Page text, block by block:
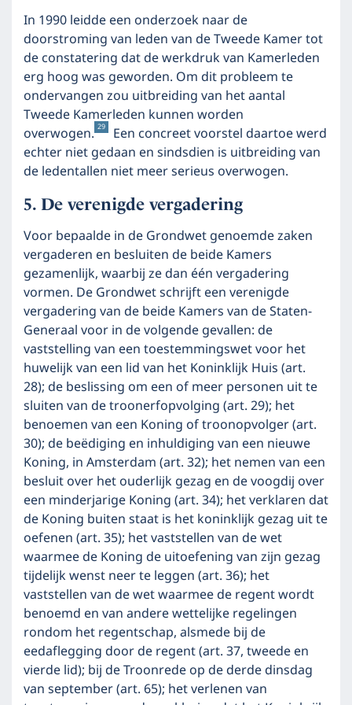
In 1990 leidde een onderzoek naar de
doorstroming van leden van de Tweede Kamer tot
de constatering dat de werkdruk van Kamerleden
erg hoog was geworden. Om dit probleem te
ondervangen zou uitbreiding van het aantal
Tweede Kamerleden kunnen worden
overwogen. 29
Een concreet voorstel daartoe werd
echter niet gedaan en sindsdien is uitbreiding van
de ledentallen niet meer serieus overwogen.
De verenigde vergadering
Voor bepaalde in de Grondwet genoemde zaken
vergaderen en besluiten de beide Kamers
gezamenlijk, waarbij ze dan één vergadering
vormen. De Grondwet schrijft een verenigde
vergadering van de beide Kamers van de Staten-
Generaal voor in de volgende gevallen: de
vaststelling van een toestemmingswet voor het
huwelijk van een lid van het Koninklijk Huis (art.
28); de beslissing om een of meer personen uit te
sluiten van de troonerfopvolging (art. 29); het
benoemen van een Koning of troonopvolger (art.
30); de beëdiging en inhuldiging van een nieuwe
Koning, in Amsterdam (art. 32); het nemen van een
besluit over het ouderlijk gezag en de voogdij over
een minderjarige Koning (art. 34); het verklaren dat
de Koning buiten staat is het koninklijk gezag uit te
oefenen (art. 35); het vaststellen van de wet
waarmee de Koning de uitoefening van zijn gezag
tijdelijk wenst neer te leggen (art. 36); het
vaststellen van de wet waarmee de regent wordt
benoemd en van andere wettelijke regelingen
rondom het regentschap, alsmede bij de
eedaflegging door de regent (art. 37, tweede en
vierde lid); bij de Troonrede op de derde dinsdag
van september (art. 65); het verlenen van